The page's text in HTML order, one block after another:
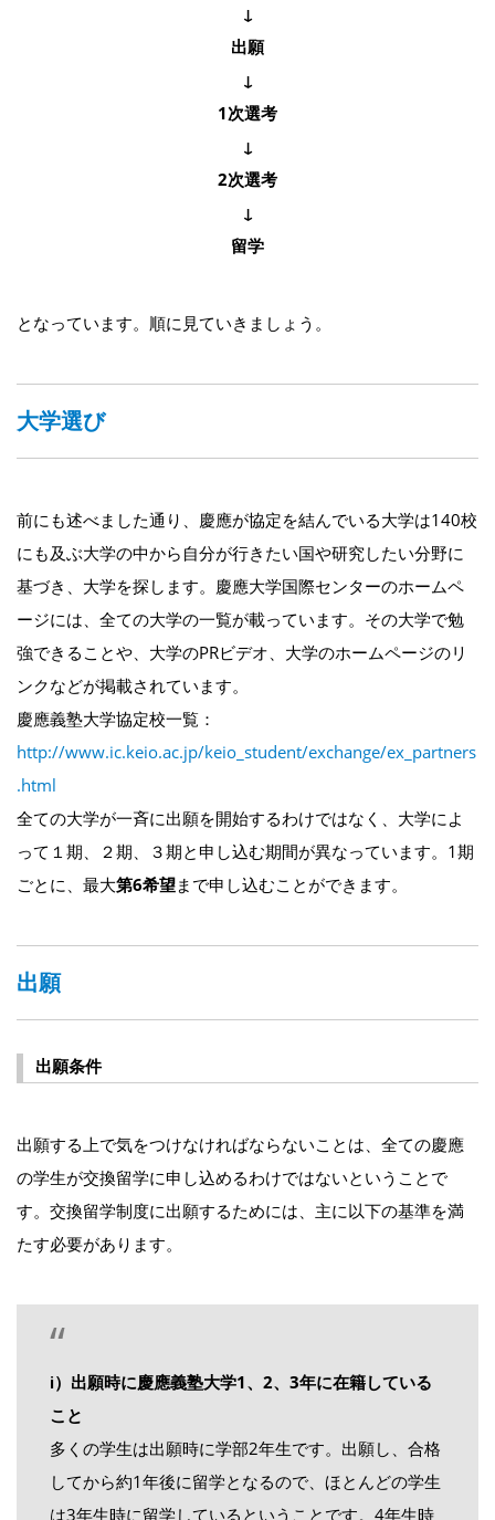
↓
出願
↓
1次選考
↓
2次選考
↓
留学
となっています。順に見ていきましょう。
大学選び
前にも述べました通り、慶應が協定を結んでいる大学は140校
にも及ぶ大学の中から自分が行きたい国や研究したい分野に
基づき、大学を探します。慶應大学国際センターのホームペ
ージには、全ての大学の一覧が載っています。その大学で勉
強できることや、大学のPRビデオ、大学のホームページのリ
ンクなどが掲載されています。
慶應義塾大学協定校一覧：
http://www.ic.keio.ac.jp/keio_student/exchange/ex_partners
.html
全ての大学が一斉に出願を開始するわけではなく、大学によ
って１期、２期、３期と 申し込む期間が異なっています。1期
ごとに、最大第6希望まで申し込むことができます。
出願
出願条件
出願する上で気をつけなければならないことは、全ての慶應
の学生が交換留学に申し込めるわけではないということで
す。交換留学制度に出願するためには、主に以下の基準を満
たす必要があります。
ⅰ）出願時に慶應義塾大学1、2、3年に在籍している
こと
多くの学生は出願時に学部2年生です。出願し、合格
してから約1年後に留学となるので、ほとんどの学生
は3年生時に留学しているということです。4年生時